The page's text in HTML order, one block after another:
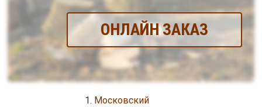
ОНЛАЙН ЗАКАЗ
Московский